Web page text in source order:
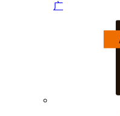
广